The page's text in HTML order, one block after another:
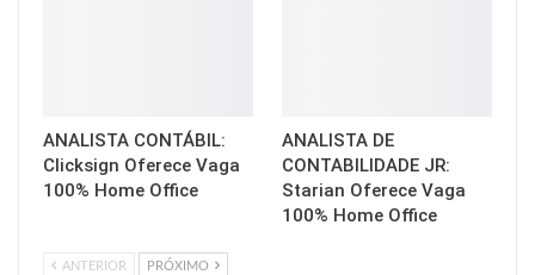
ANALISTA CONTÁBIL:
Clicksign Oferece Vaga
100% Home Office
ANALISTA DE
CONTABILIDADE JR:
Starian Oferece Vaga
100% Home Office
ANTERIOR PRÓXIMO